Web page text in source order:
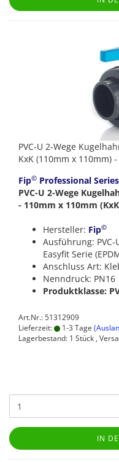
PVC-U 2-Wege
KxK (110mm x 110mm) -
Fip© Professional Series
PVC-U 2-Wege
- 110mm x 110mm
Hersteller: Fip©
Ausführung: PVC-
Easyfit Serie
Anschluss Art:
Nenndruck: PN16
Produktklasse:
Art.Nr.: 51312909
Lieferzeit:
1-3 Tage
Lagerbestand: 1 Stück ,
IN